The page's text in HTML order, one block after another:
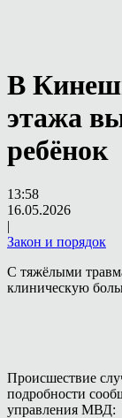
В
этажа
ребёнок
13:58
16.05.2026
|
Закон и порядок
С тяжёлыми
клиническую
Происшествие
подробности
управления МВД: